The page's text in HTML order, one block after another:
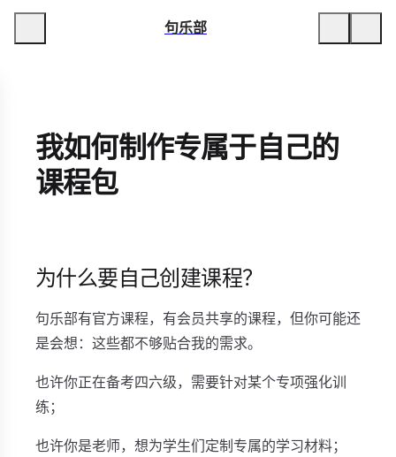
句乐部
我如何制作专属于自己的
课程包
为什么要自己创建课程？
句乐部有官方课程，有会员共享的课程，但你可能还
是会想：这些都不够贴合我的需求。
也许你正在备考四六级，需要针对某个专项强化训
练；
也许你是老师，想为学生们定制专属的学习材料；